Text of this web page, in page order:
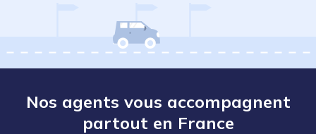
Nos agents vous accompagnent
partout en France